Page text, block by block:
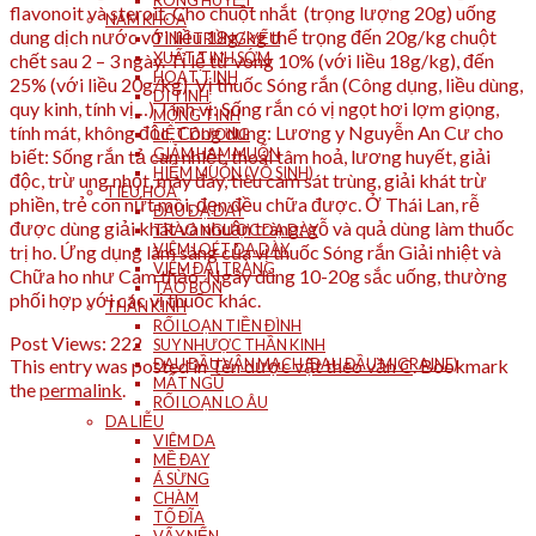
NAM KHOA
TINH TRÙNG YẾU
XUẤT TINH SỚM
HOẠT TINH
DI TINH
MỘNG TINH
LIỆT DƯƠNG
GIẢM HAM MUỐN
HIẾM MUỘN (VÔ SINH)
TIÊU HÓA
ĐAU DẠ DÀY
TRÀO NGƯỢC DẠ DÀY
VIÊM LOÉT DẠ DÀY
VIÊM ĐẠI TRÀNG
TÁO BÓN
THẦN KINH
RỐI LOẠN TIỀN ĐÌNH
SUY NHƯỢC THẦN KINH
ĐAU ĐẦU VẬN MẠCH (ĐAU ĐẦU MIGRAINE)
MẤT NGỦ
RỐI LOẠN LO ÂU
DA LIỄU
VIÊM DA
MỀ ĐAY
Á SỪNG
CHÀM
TỔ ĐĨA
flavonoit và steroit. Cho chuột nhắt (trọng lượng 20g) uống
dung dịch nước với liều 18g/kg thể trọng đến 20g/kg chuột
chết sau 2 – 3 ngày. Tỉ lệ tử vong 10% (với liều 18g/kg), đến
25% (với liều 20g/kg). Vị thuốc Sóng rắn (Công dụng, liều dùng,
quy kinh, tính vị…) Tính vị: Sống rắn có vị ngọt hơi lợm giọng,
tính mát, không độc. Công dụng: Lương y Nguyễn An Cư cho
biết: Sống rắn tả can nhiệt, thoái tâm hoả, lương huyết, giải
độc, trừ ung nhọt, mày đay, tiêu cam sát trùng, giải khát trừ
phiền, trẻ con nứt môi, đẹn đều chữa được. Ở Thái Lan, rễ
được dùng giải khát và nhuận tràng; gỗ và quả dùng làm thuốc
trị ho. Ứng dụng lâm sàng của vị thuốc Sóng rắn Giải nhiệt và
Chữa ho như Cam thảo. Ngày dùng 10-20g sắc uống, thường
phối hợp với các vị thuốc khác.
Post Views: 222
This entry was posted inTên dược vật theo vần C. Bookmark
thepermalink.